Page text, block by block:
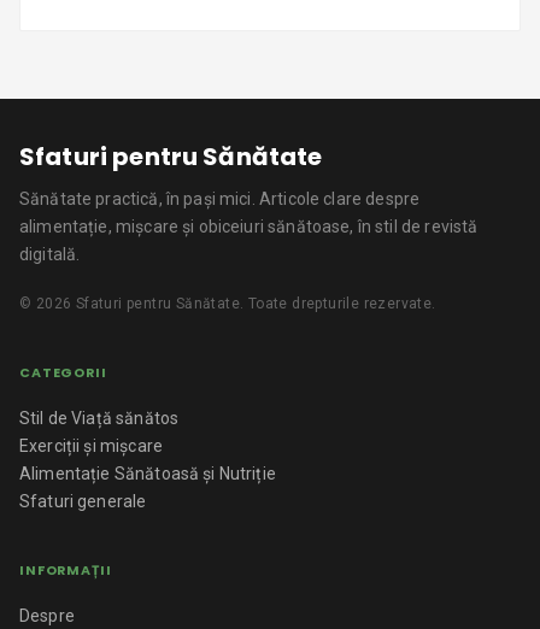
Sfaturi pentru Sănătate
Sănătate practică, în pași mici. Articole clare despre
alimentație, mișcare și obiceiuri sănătoase, în stil de revistă
digitală.
© 2026 Sfaturi pentru Sănătate. Toate drepturile rezervate.
CATEGORII
Stil de Viață sănătos
Exerciții și mișcare
Alimentație Sănătoasă și Nutriție
Sfaturi generale
INFORMAȚII
Despre